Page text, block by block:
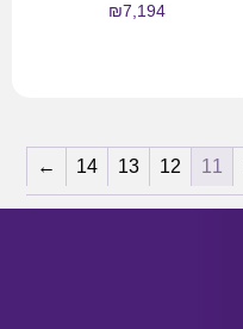
₪7,194
11
12
13
14
←